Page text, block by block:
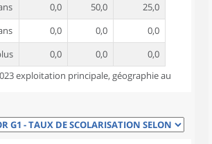
0,0 50,0
25,0
0,0 0,0
0,0
0,0 0,0
0,0
exploitation principale, géographie au